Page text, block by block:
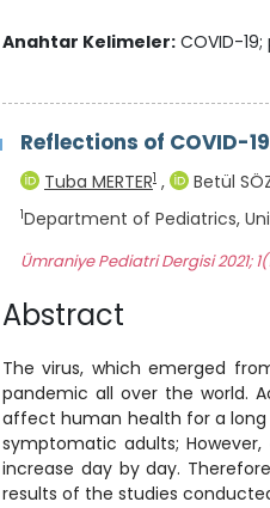
Anahtar Kelimeler: COVID-
Reflections of COVID-
Tuba MERTER1 , Betül
1Department of Pediatrics,
Ümraniye Pediatri Dergisi 2021;
Abstract
The virus, which emerged
pandemic all over the world.
affect human health for a
symptomatic adults;
increase day by day.
results of the studies